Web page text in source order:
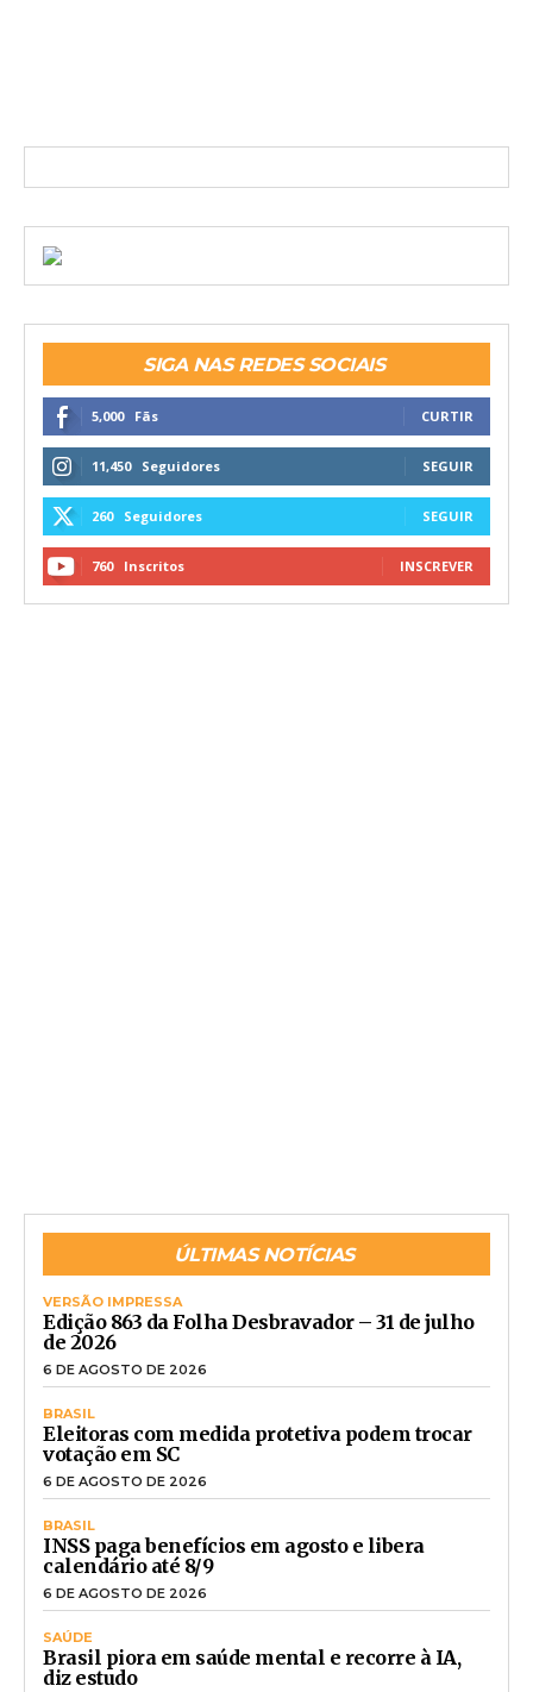
SIGA NAS REDES SOCIAIS
5,000 Fãs CURTIR
11,450 Seguidores SEGUIR
260 Seguidores SEGUIR
760 Inscritos INSCREVER
ÚLTIMAS NOTÍCIAS
VERSÃO IMPRESSA
Edição 863 da Folha Desbravador – 31 de julho
de 2026
6 DE AGOSTO DE 2026
BRASIL
Eleitoras com medida protetiva podem trocar
votação em SC
6 DE AGOSTO DE 2026
BRASIL
INSS paga benefícios em agosto e libera
calendário até 8/9
6 DE AGOSTO DE 2026
SAÚDE
Brasil piora em saúde mental e recorre à IA,
diz estudo